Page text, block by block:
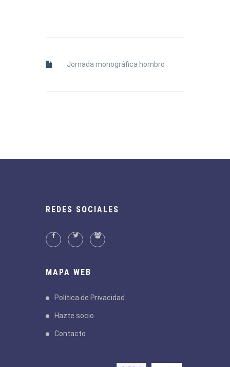
Jornada monográfica hombro
REDES SOCIALES
MAPA WEB
Política de Privacidad
Hazte socio
Contacto